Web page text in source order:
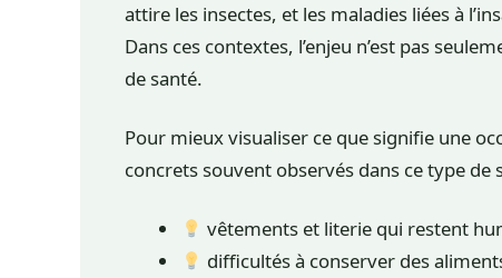
attire les insectes, et les maladies liées à
Dans ces contextes, l’enjeu n’est pas
de santé.
Pour mieux visualiser ce que signifie une
concrets souvent observés dans ce type de
vêtements et literie qui restent
difficultés à conserver des